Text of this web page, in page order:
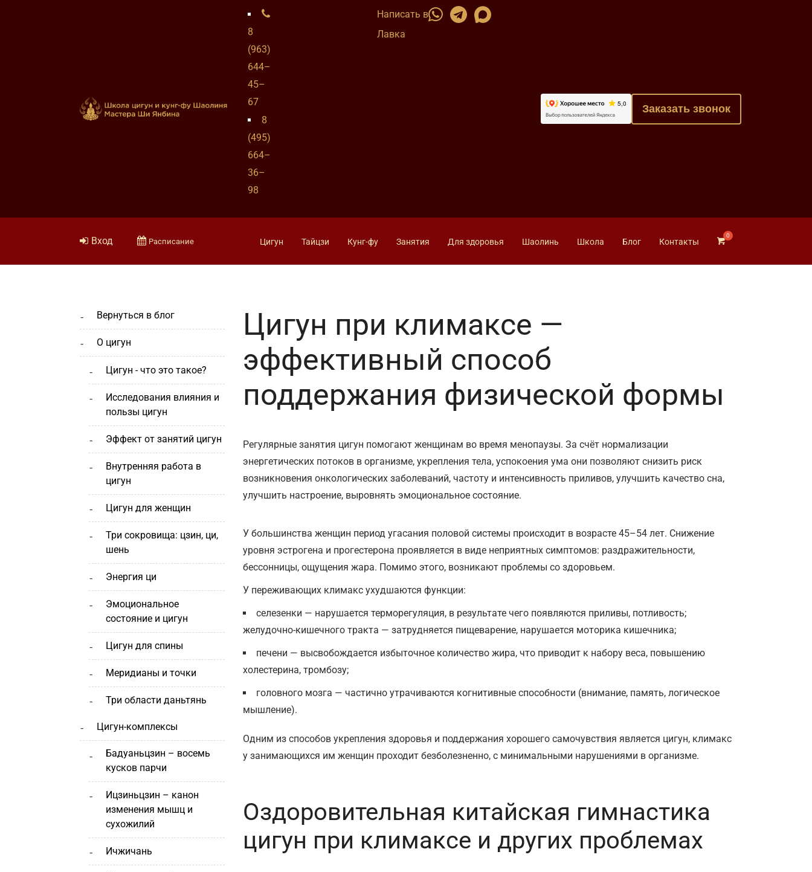
8
(963)
644–
45–
67
8
(495)
664–
36–
98
Написать в
Лавка
Заказать звонок
Вход Расписание Цигун Тайцзи Кунг-фу Занятия Для здоровья Шаолинь Школа Блог Контакты
вернуться в блог
о цигун
цигун - что это такое?
исследования влияния и
пользы цигун
эффект от занятий цигун
внутренняя работа в
цигун
цигун для женщин
три сокровища: цзин, ци,
шень
энергия ци
эмоциональное
состояние и цигун
цигун для спины
меридианы и точки
три области даньтянь
цигун-комплексы
бадуаньцзин – восемь
кусков парчи
ицзиньцзин – канон
изменения мышц и
сухожилий
ичжичань
Цигун при климаксе —
эффективный способ
поддержания физической формы
Регулярные занятия цигун помогают женщинам во время менопаузы. За счёт нормализации
энергетических потоков в организме, укрепления тела, успокоения ума они позволяют снизить риск
возникновения онкологических заболеваний, частоту и интенсивность приливов, улучшить качество сна,
улучшить настроение, выровнять эмоциональное состояние.
У большинства женщин период угасания половой системы происходит в возрасте 45–54 лет. Снижение
уровня эстрогена и прогестерона проявляется в виде неприятных симптомов: раздражительности,
бессонницы, ощущения жара. Помимо этого, возникают проблемы со здоровьем.
У переживающих климакс ухудшаются функции:
селезенки — нарушается терморегуляция, в результате чего появляются приливы, потливость;
желудочно-кишечного тракта — затрудняется пищеварение, нарушается моторика кишечника;
печени — высвобождается избыточное количество жира, что приводит к набору веса, повышению
холестерина, тромбозу;
головного мозга — частично утрачиваются когнитивные способности (внимание, память, логическое
мышление).
Одним из способов укрепления здоровья и поддержания хорошего самочувствия является цигун, климакс
у занимающихся им женщин проходит безболезненно, с минимальными нарушениями в организме.
Оздоровительная китайская гимнастика
цигун при климаксе и других проблемах